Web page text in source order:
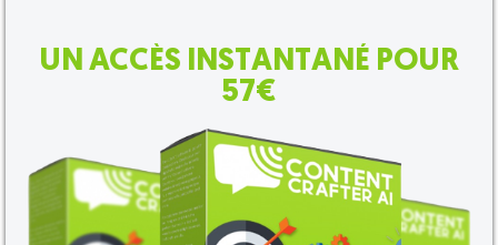
UN ACCÈS INSTANTANÉ POUR
57€